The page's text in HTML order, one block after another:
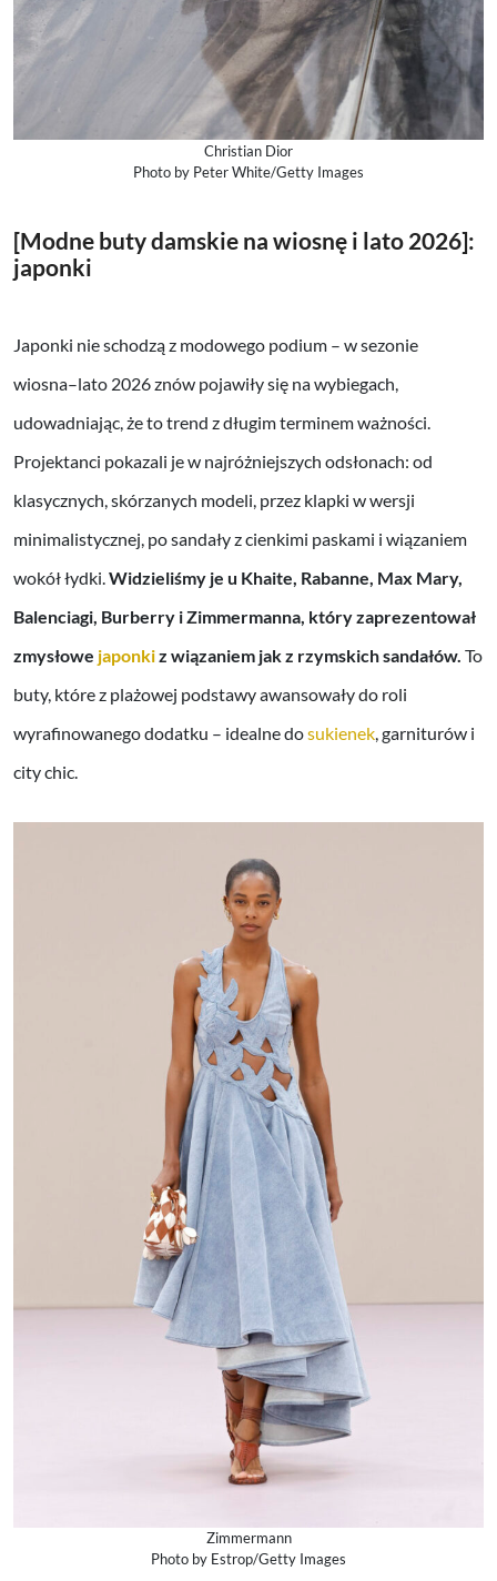
Christian Dior
Photo by Peter White/Getty Images
[Modne buty damskie na wiosnę i lato 2026]:
japonki
Japonki nie schodzą z modowego podium – w sezonie
wiosna–lato 2026 znów pojawiły się na wybiegach,
udowadniając, że to trend z długim terminem ważności.
Projektanci pokazali je w najróżniejszych odsłonach: od
klasycznych, skórzanych modeli, przez klapki w wersji
minimalistycznej, po sandały z cienkimi paskami i wiązaniem
wokół łydki.Widzieliśmy je u Khaite, Rabanne, Max Mary,
Balenciagi, Burberry i Zimmermanna, który zaprezentował
zmysłowe japonkiz wiązaniem jak z rzymskich sandałów. To
buty, które z plażowej podstawy awansowały do roli
wyrafinowanego dodatku – idealne dosukienek, garniturów i
city chic.
Zimmermann
Photo by Estrop/Getty Images